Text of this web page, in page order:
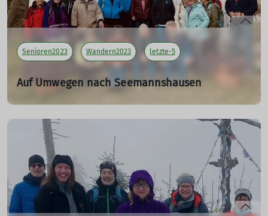
Senioren2023 Wandern2023 letzte-5
Auf Umwegen nach Seemannshausen
19.03.2023
Tourenleiter: Maier Georg
Teilnehmer: 17
mehr erfahren